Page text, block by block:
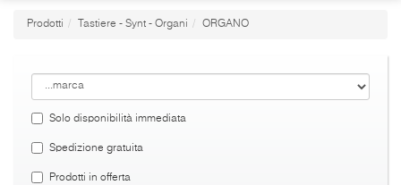
Prodotti Tastiere - Synt - Organi ORGANO
Solo disponibilità immediata
Spedizione gratuita
Prodotti in offerta